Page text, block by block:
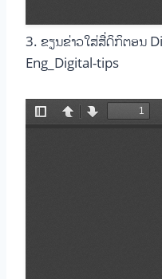
3. ຂຽນຂ່າວໃສ່ສື່ດິກິຕອນ
Eng_Digital-tips